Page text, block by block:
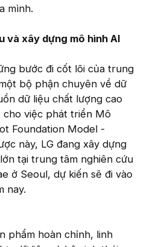
mình.
và xây dựng mô hình AI
bước đi cốt lõi của trung
bộ phận chuyên về dữ
dữ liệu chất lượng cao
việc phát triển Mô
Foundation Model -
này, LG đang xây dựng
tại trung tâm nghiên cứu
ở Seoul, dự kiến sẽ đi vào
nay.
phẩm hoàn chỉnh, linh